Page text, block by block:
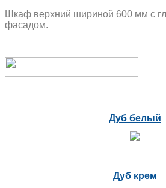
Шкаф верхний шириной 600 мм с
фасадом.
Дуб белый
Дуб крем